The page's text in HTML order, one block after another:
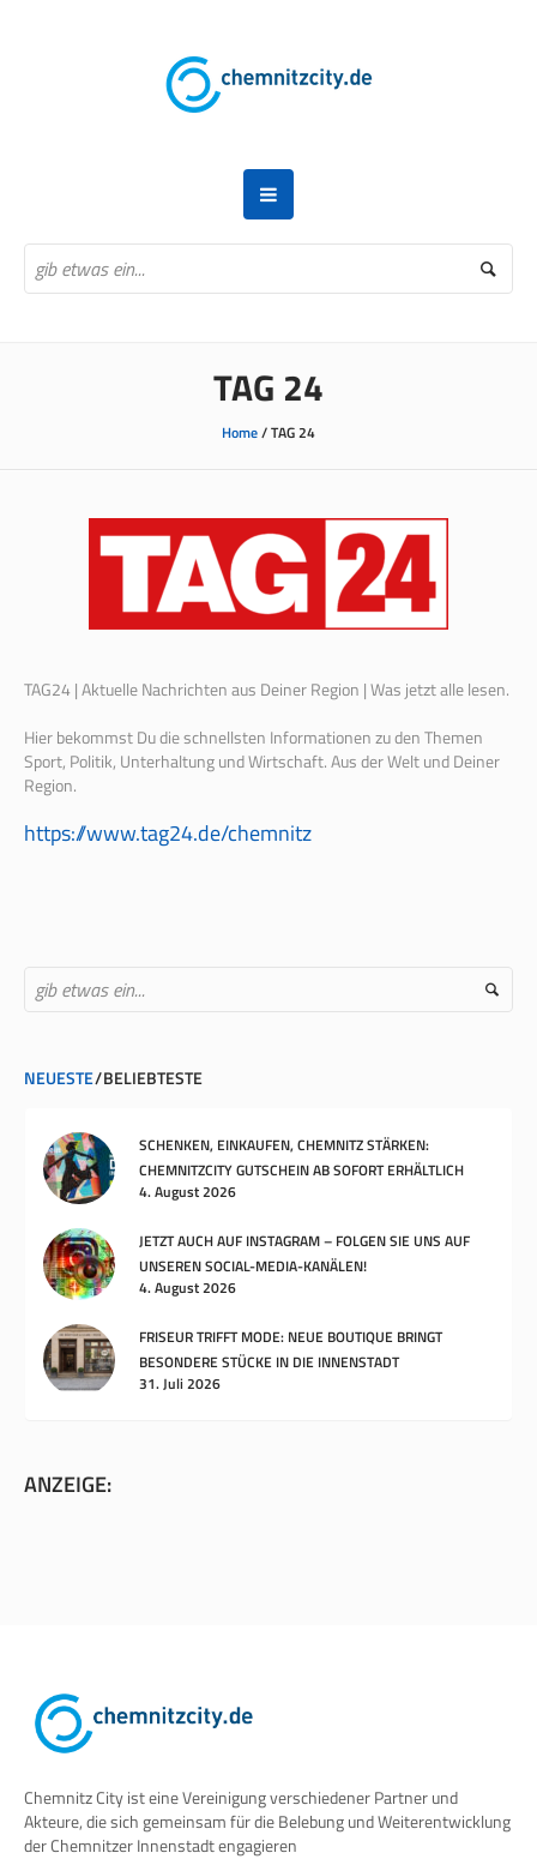
TAG 24
Home/TAG 24
TAG24 | Aktuelle Nachrichten aus Deiner Region | Was jetzt alle lesen.
Hier bekommst Du die schnellsten Informationen zu den Themen
Sport, Politik, Unterhaltung und Wirtschaft. Aus der Welt und Deiner
Region.
https://www.tag24.de/chemnitz
NEUESTE BELIEBTESTE
SCHENKEN, EINKAUFEN, CHEMNITZ STÄRKEN:
CHEMNITZCITY GUTSCHEIN AB SOFORT ERHÄLTLICH
4. August 2026
JETZT AUCH AUF INSTAGRAM – FOLGEN SIE UNS AUF
UNSEREN SOCIAL-MEDIA-KANÄLEN!
4. August 2026
FRISEUR TRIFFT MODE: NEUE BOUTIQUE BRINGT
BESONDERE STÜCKE IN DIE INNENSTADT
31. Juli 2026
ANZEIGE:
Chemnitz City ist eine Vereinigung verschiedener Partner und
Akteure, die sich gemeinsam für die Belebung und Weiterentwicklung
der Chemnitzer Innenstadt engagieren